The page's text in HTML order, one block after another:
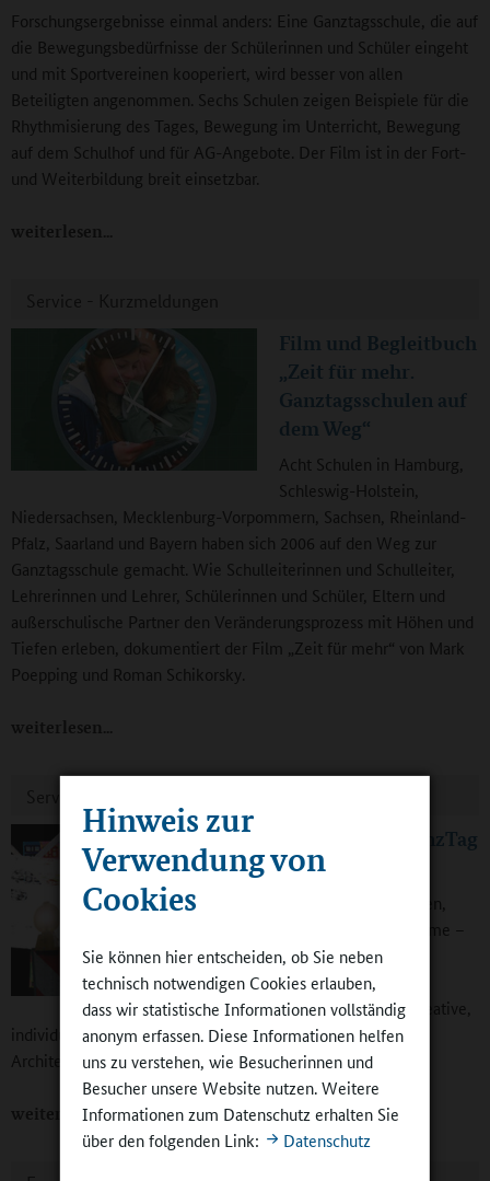
Hinweis zur
Verwendung von
Cookies
Sie können hier entscheiden, ob Sie neben
technisch notwendigen Cookies erlauben,
dass wir statistische Informationen vollständig
anonym erfassen. Diese Informationen helfen
uns zu verstehen, wie Besucherinnen und
Besucher unsere Website nutzen. Weitere
Informationen zum Datenschutz erhalten Sie
über den folgenden Link:
Datenschutz
Forschungsergebnisse einmal anders: Eine Ganztagsschule, die auf
die Bewegungsbedürfnisse der Schülerinnen und Schüler eingeht
und mit Sportvereinen kooperiert, wird besser von allen
Beteiligten angenommen. Sechs Schulen zeigen Beispiele für die
Rhythmisierung des Tages, Bewegung im Unterricht, Bewegung
auf dem Schulhof und für AG-Angebote. Der Film ist in der Fort-
und Weiterbildung breit einsetzbar.
weiterlesen
Film und Begleitbuch
„Zeit für mehr.
Ganztagsschulen auf
dem Weg“
Acht Schulen in Hamburg,
Schleswig-Holstein,
Niedersachsen, Mecklenburg-Vorpommern, Sachsen, Rheinland-
Pfalz, Saarland und Bayern haben sich 2006 auf den Weg zur
Ganztagsschule gemacht. Wie Schulleiterinnen und Schulleiter,
Lehrerinnen und Lehrer, Schülerinnen und Schüler, Eltern und
außerschulische Partner den Veränderungsprozess mit Höhen und
Tiefen erleben, dokumentiert der Film „Zeit für mehr“ von Mark
Poepping und Roman Schikorsky.
weiterlesen
Film "Baustelle GanzTag
- Raum für mehr"
Klassenräume, Freiflächen,
Mensa und Funktionsräume –
all das braucht eine
Ganztagsschule. Die
Dokumentation zeigt kreative,
individuelle Raumlösungen. Verantwortliche in Kommunen,
Architekten, Lehr- und Fachkräfte kommen zu Wort.
weiterlesen